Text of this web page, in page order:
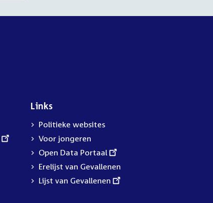
Links
Politieke websites
Voor jongeren
External
link:
Open Data Portaal
Erelijst van Gevallenen
External
Lijst van Gevallenen